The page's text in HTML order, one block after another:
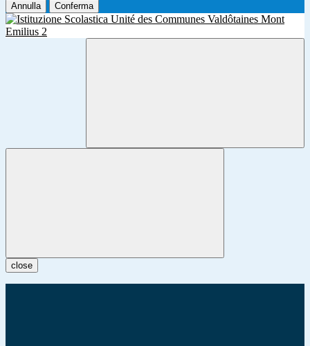
Annulla Conferma
close